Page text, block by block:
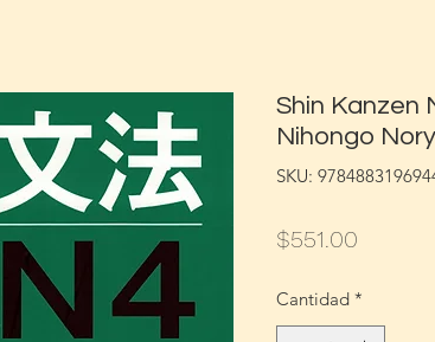
Shin Kanzen
Nihongo
SKU:
$551.00
Cantidad *